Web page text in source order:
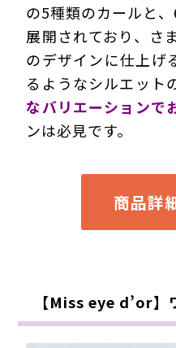
の5種類のカールと
展開されており、さ
のデザインに仕上げ
るようなシルエット
なバリエーションで
ンは必見です。
商品詳
【Miss eye d’or】